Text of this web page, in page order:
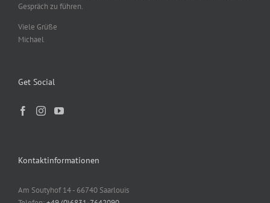
Gespräch zu führen.
Viele Grüße
Michael
Get Social
Kontaktinformationen
Am Soutyhof 14 - 66740 Saarlouis